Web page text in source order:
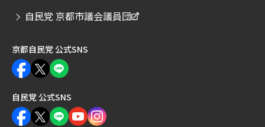
自民党 京都市議会議員団
京都自民党 公式SNS
自民党 公式SNS